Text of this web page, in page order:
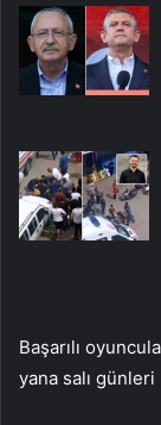
Başarılı
yana salı günleri